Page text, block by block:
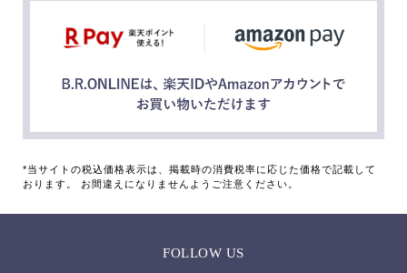
*当サイトの税込価格表示は、掲載時の消費税率に応じた価格で記載して
おります。 お間違えになりませんようご注意ください。
FOLLOW US